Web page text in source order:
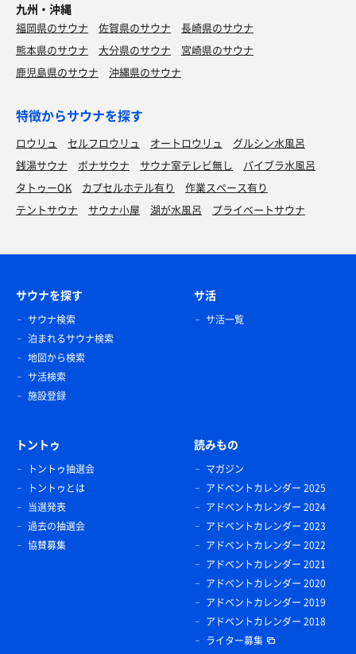
九州・沖縄
福岡県のサウナ 佐賀県のサウナ
長崎県のサウナ
熊本県のサウナ
大分県のサウナ
宮崎県のサウナ
鹿児島県のサウナ
沖縄県のサウナ
特徴からサウナを探す
ロウリュ セルフロウリュ オートロウリュ
グルシン水風呂
銭湯サウナ
ボナサウナ サウナ室テレビ無し
バイブラ水風呂
タトゥーOK
カプセルホテル有り
作業スペース有り
テントサウナ
サウナ小屋 湖が水風呂 プライベートサウナ
サウナを探す
サウナ検索
泊まれるサウナ検索
地図から検索
サ活検索
施設登録
サ活
サ活一覧
トントゥ
トントゥ抽選会
トントゥとは
当選発表
過去の抽選会
協賛募集
読みもの
マガジン
アドベントカレンダー 2025
アドベントカレンダー 2024
アドベントカレンダー 2023
アドベントカレンダー 2022
アドベントカレンダー 2021
アドベントカレンダー 2020
アドベントカレンダー 2019
アドベントカレンダー 2018
ライター募集